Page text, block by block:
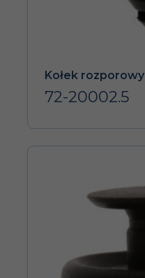
Kołek rozporowy
72-20002.5